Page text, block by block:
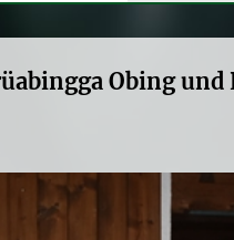
Obing und